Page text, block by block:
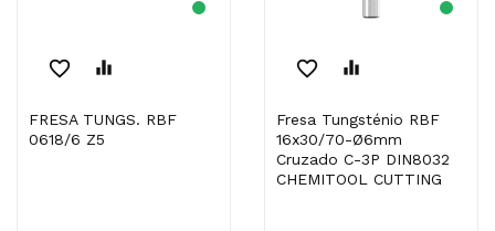
favorite_border equalizer
FRESA TUNGS. RBF
0618/6 Z5
favorite_border equalizer
Fresa Tungsténio RBF
16x30/70-Ø6mm
Cruzado C-3P DIN8032
CHEMITOOL CUTTING